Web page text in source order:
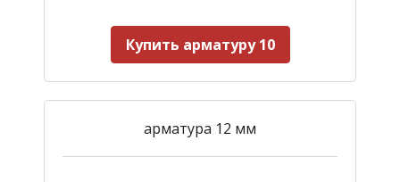
Купить арматуру 10
арматура 12 мм